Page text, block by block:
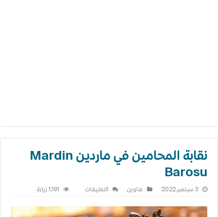
نقابة المحامين في ماردين Mardin
Barosu
3 سبتمبر,2022 عناوين التعليقاتعلى
في
1,191 زيارة